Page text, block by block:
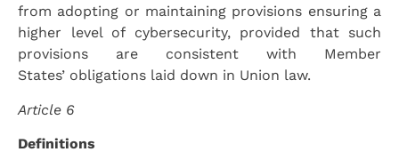
from adopting or maintaining provisions ensuring a
higher level of cybersecurity, provided that such
provisions are consistent with Member
States’ obligations laid down in Union law.
Article 6
Definitions